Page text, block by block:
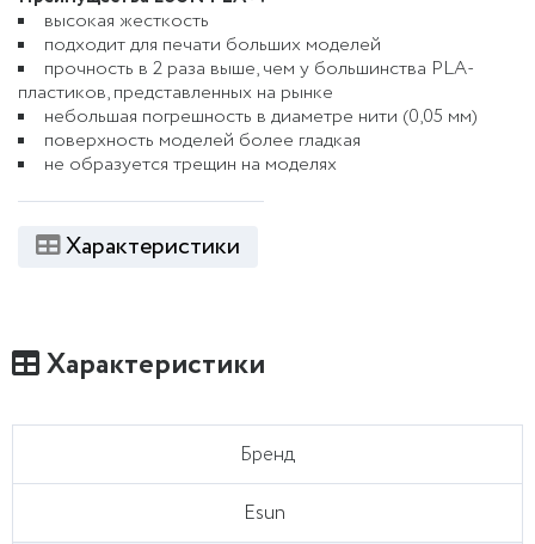
высокая жесткость
подходит для печати больших моделей
прочность в 2 раза выше, чем у большинства PLA-
пластиков, представленных на рынке
небольшая погрешность в диаметре нити (0,05 мм)
поверхность моделей более гладкая
не образуется трещин на моделях
Характеристики
Характеристики
Бренд
Esun